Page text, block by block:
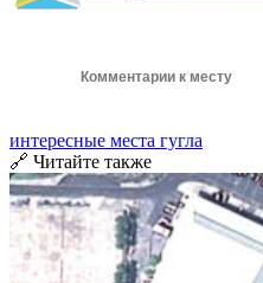
Комментарии к месту
интересные места гугла
🔗 Читайте также